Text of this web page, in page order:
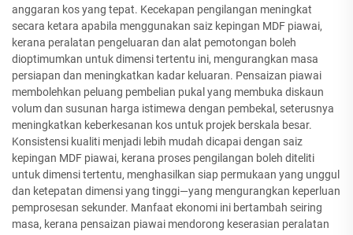
anggaran kos yang tepat. Kecekapan pengilangan meningkat
secara ketara apabila menggunakan saiz kepingan MDF piawai,
kerana peralatan pengeluaran dan alat pemotongan boleh
dioptimumkan untuk dimensi tertentu ini, mengurangkan masa
persiapan dan meningkatkan kadar keluaran. Pensaizan piawai
membolehkan peluang pembelian pukal yang membuka diskaun
volum dan susunan harga istimewa dengan pembekal, seterusnya
meningkatkan keberkesanan kos untuk projek berskala besar.
Konsistensi kualiti menjadi lebih mudah dicapai dengan saiz
kepingan MDF piawai, kerana proses pengilangan boleh diteliti
untuk dimensi tertentu, menghasilkan siap permukaan yang unggul
dan ketepatan dimensi yang tinggi—yang mengurangkan keperluan
pemprosesan sekunder. Manfaat ekonomi ini bertambah seiring
masa, kerana pensaizan piawai mendorong keserasian peralatan